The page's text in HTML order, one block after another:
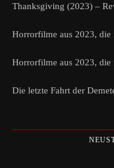
Thanksgiving (2023) –
Horrorfilme aus 2023, die
Horrorfilme aus 2023, die
Die letzte Fahrt der